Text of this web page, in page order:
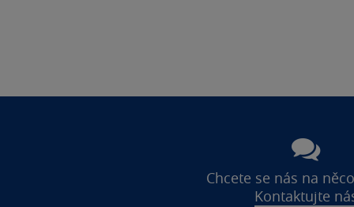
Chcete se nás na
Kontaktujte